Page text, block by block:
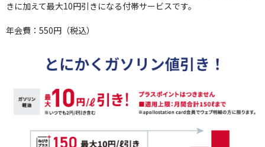
きに加えて最大10円引きになる付帯サービスです。
年会費：550円（税込）